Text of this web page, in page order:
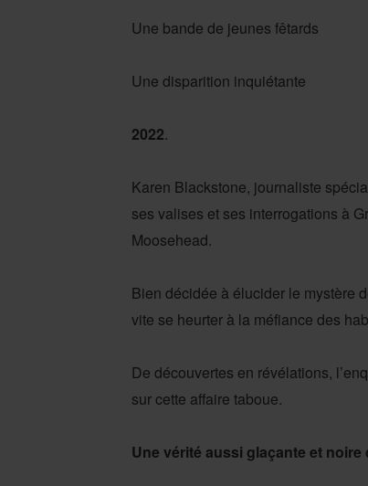
Une bande de jeunes fêtards
Une disparition inquiétante
2022.
Karen Blackstone, journaliste
ses valises et ses interrogations à
Moosehead.
Bien décidée à élucider le mystère
vite se heurter à la méfiance des
De découvertes en révélations,
sur cette affaire taboue.
Une vérité aussi glaçante et